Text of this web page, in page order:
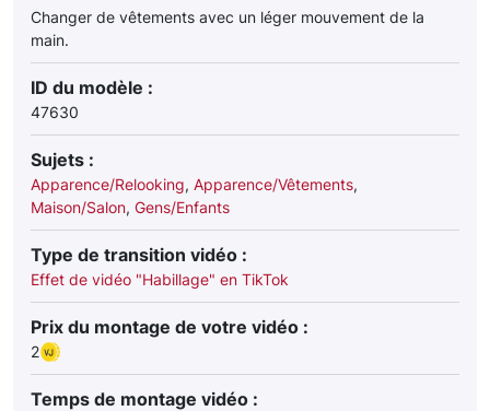
Changer de vêtements avec un léger mouvement de la
main.
ID du modèle :
47630
Sujets :
Apparence/Relooking, Apparence/Vêtements,
Maison/Salon, Gens/Enfants
Type de transition vidéo :
Effet de vidéo "Habillage" en TikTok
Prix du montage de votre vidéo :
2
Temps de montage vidéo :